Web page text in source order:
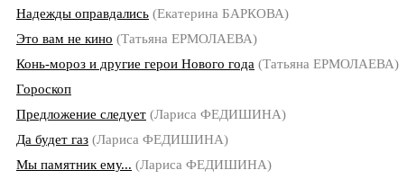
Надежды оправдались (Екатерина БАРКОВА)
Это вам не кино (Татьяна ЕРМОЛАЕВА)
Конь-мороз и другие герои Нового года (Татьяна ЕРМОЛАЕВА)
Гороскоп
Предложение следует (Лариса ФЕДИШИНА)
Да будет газ (Лариса ФЕДИШИНА)
Мы памятник ему... (Лариса ФЕДИШИНА)